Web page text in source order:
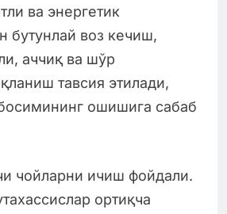
ва энергетик
бутунлай воз кечиш,
аччиқ ва шўр
тавсия этилади,
ошишига сабаб
чойларни ичиш фойдали.
ортиқча